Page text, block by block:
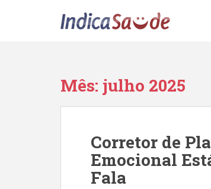
Mês: julho 2025
Corretor de
Emocional
Fala